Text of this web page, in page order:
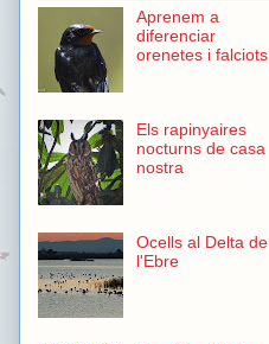
Aprenem a
diferenciar
orenetes i falciots
Els rapinyaires
nocturns de casa
nostra
Ocells al Delta de
l'Ebre